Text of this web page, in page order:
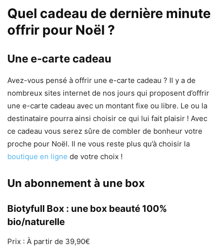
Quel cadeau de dernière minute
offrir pour Noël ?
Une e-carte cadeau
Avez-vous pensé à offrir une e-carte cadeau ? Il y a de
nombreux sites internet de nos jours qui proposent d’offrir
une e-carte cadeau avec un montant fixe ou libre. Le ou la
destinataire pourra ainsi choisir ce qui lui fait plaisir ! Avec
ce cadeau vous serez sûre de combler de bonheur votre
proche pour Noël. Il ne vous reste plus qu’à choisir la
boutique en ligne de votre choix !
Un abonnement à une box
Biotyfull Box : une box beauté 100%
bio/naturelle
Prix : À partir de 39,90€